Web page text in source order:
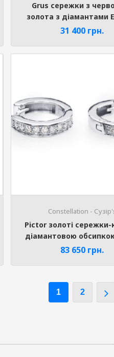
Grus сережки з
золота з діамантами
31 400 грн.
Constellation -
Pictor золоті сережки-
діамантовою
83 650 грн.
1 2